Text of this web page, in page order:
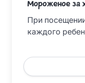
Мороженое за
При
каждого